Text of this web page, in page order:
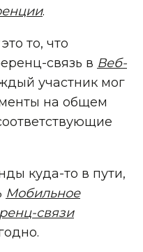
.
то, что
связь в Веб-
участник мог
на общем
куда-то в пути,
Мобильное
связи